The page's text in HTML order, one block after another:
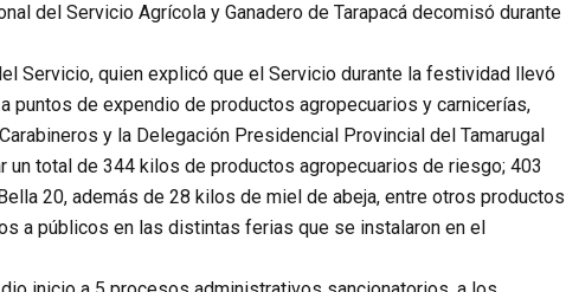
del Servicio Agrícola y Ganadero de Tarapacá decomisó durante
Servicio, quien explicó que el Servicio durante la festividad llevó
de expendio de productos agropecuarios y carnicerías,
y la Delegación Presidencial Provincial del Tamarugal
un total de 344 kilos de productos agropecuarios de riesgo; 403
20, además de 28 kilos de miel de abeja, entre otros productos
a públicos en las distintas ferias que se instalaron en el